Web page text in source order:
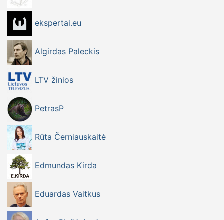
ekspertai.eu
Algirdas Paleckis
LTV žinios
PetrasP
Rūta Černiauskaitė
Edmundas Kirda
Eduardas Vaitkus